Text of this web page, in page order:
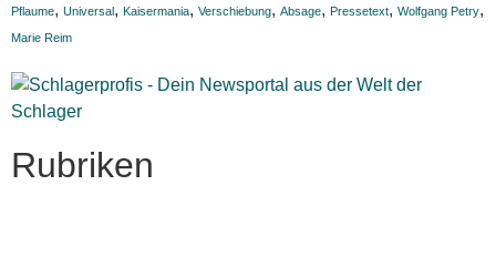
Pflaume, Universal, Kaisermania, Verschiebung, Absage, Pressetext, Wolfgang Petry,
Marie Reim
Rubriken